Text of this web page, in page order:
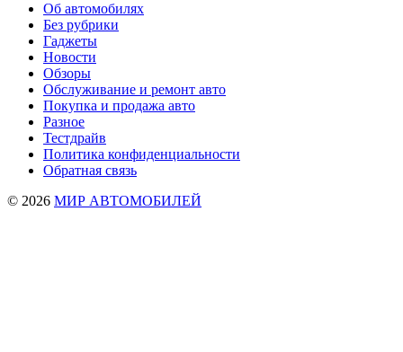
Об автомобилях
Без рубрики
Гаджеты
Новости
Обзоры
Обслуживание и ремонт авто
Покупка и продажа авто
Разное
Тестдрайв
Политика конфиденциальности
Обратная связь
© 2026 МИР АВТОМОБИЛЕЙ